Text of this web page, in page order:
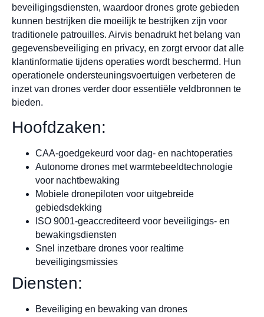
beveiligingsdiensten, waardoor drones grote gebieden
kunnen bestrijken die moeilijk te bestrijken zijn voor
traditionele patrouilles. Airvis benadrukt het belang van
gegevensbeveiliging en privacy, en zorgt ervoor dat alle
klantinformatie tijdens operaties wordt beschermd. Hun
operationele ondersteuningsvoertuigen verbeteren de
inzet van drones verder door essentiële veldbronnen te
bieden.
Hoofdzaken:
CAA-goedgekeurd voor dag- en nachtoperaties
Autonome drones met warmtebeeldtechnologie
voor nachtbewaking
Mobiele dronepiloten voor uitgebreide
gebiedsdekking
ISO 9001-geaccrediteerd voor beveiligings- en
bewakingsdiensten
Snel inzetbare drones voor realtime
beveiligingsmissies
Diensten:
Beveiliging en bewaking van drones